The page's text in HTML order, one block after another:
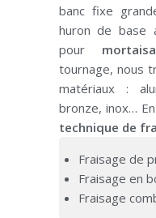
banc fixe
huron de base
pour
tournage, nous
matériaux :
bronze, inox…
technique de
Fraisage de
Fraisage en
Fraisage